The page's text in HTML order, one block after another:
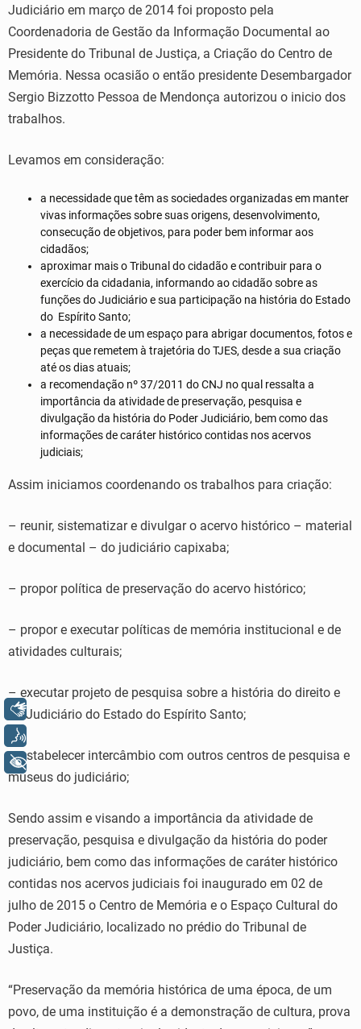
Judiciário em março de 2014 foi proposto pela
Coordenadoria de Gestão da Informação Documental ao
Presidente do Tribunal de Justiça, a Criação do Centro de
Memória. Nessa ocasião o então presidente Desembargador
Sergio Bizzotto Pessoa de Mendonça autorizou o inicio dos
trabalhos.
Levamos em consideração:
a necessidade que têm as sociedades organizadas em manter
vivas informações sobre suas origens, desenvolvimento,
consecução de objetivos, para poder bem informar aos
cidadãos;
aproximar mais o Tribunal do cidadão e contribuir para o
exercício da cidadania, informando ao cidadão sobre as
funções do Judiciário e sua participação na história do Estado
do Espírito Santo;
a necessidade de um espaço para abrigar documentos, fotos e
peças que remetem à trajetória do TJES, desde a sua criação
até os dias atuais;
a recomendação nº 37/2011 do CNJ no qual ressalta a
importância da atividade de preservação, pesquisa e
divulgação da história do Poder Judiciário, bem como das
informações de caráter histórico contidas nos acervos
judiciais;
Assim iniciamos coordenando os trabalhos para criação:
– reunir, sistematizar e divulgar o acervo histórico – material
e documental – do judiciário capixaba;
– propor política de preservação do acervo histórico;
– propor e executar políticas de memória institucional e de
atividades culturais;
– executar projeto de pesquisa sobre a história do direito e
do Judiciário do Estado do Espírito Santo;
– estabelecer intercâmbio com outros centros de pesquisa e
museus do judiciário;
Sendo assim e visando a importância da atividade de
preservação, pesquisa e divulgação da história do poder
judiciário, bem como das informações de caráter histórico
contidas nos acervos judiciais foi inaugurado em 02 de
julho de 2015 o Centro de Memória e o Espaço Cultural do
Poder Judiciário, localizado no prédio do Tribunal de
Justiça.
“Preservação da memória histórica de uma época, de um
povo, de uma instituição é a demonstração de cultura, prova
Libras
+ Acessibilidade